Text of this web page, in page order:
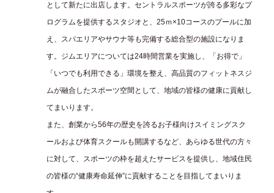
として新たに出店します。セントラルスポーツが誇る多彩なプ
ログラムを提供するスタジオと、25ｍ×10コースのプールに加
え、スパエリアやサウナ等も完備する総合型の施設になりま
す。ジムエリアについては24時間営業を実施し、「お得で」
「いつでも利用できる」環境を整え、高品質のフィットネスジ
ムが融合したスポーツ空間として、地域の皆様の健康に貢献し
てまいります。
また、創業から56年の歴史を誇るお子様向けスイミングスク
ールおよび体育スクールも開講するなど、あらゆる世代の方々
に対して、スポーツの枠を超えたサービスを提供し、地域住民
の皆様の“健康寿命延伸”に貢献することを目指してまいりま